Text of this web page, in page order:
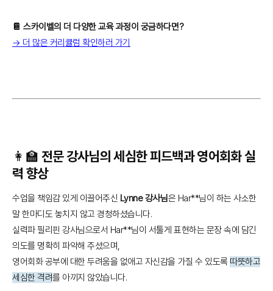
📔 스카이벨의 더 다양한 교육 과정이 궁금하다면?
→ 더 많은 커리큘럼 확인하러 가기
👩‍🏫 전문 강사님의 세심한 피드백과 영어회화 실
력 향상
수업을 책임감 있게 이끌어주신 Lynne 강사님은 Har**님이 하는 사소한
말 한마디도 놓치지 않고 경청하셨습니다.
실력파 필리핀 강사님으로서 Har**님이 서툴게 표현하는 문장 속에 담긴
의도를 명확히 파악해 주셨으며,
영어회화 공부에 대한 두려움을 없애고 자신감을 가질 수 있도록 따뜻하고
세심한 격려를 아끼지 않았습니다.